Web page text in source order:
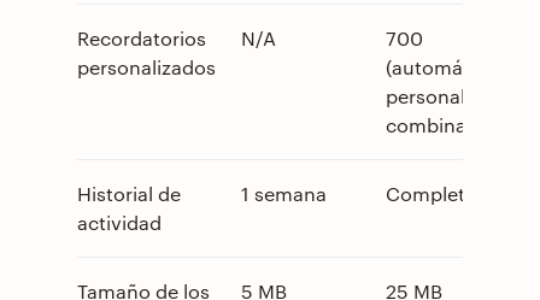
Recordatorios
personalizados
N/A
700
(automáticos +
personalizados
combinados)
Historial de
actividad
1 semana Completo
Tamaño de los
5 MB 25 MB